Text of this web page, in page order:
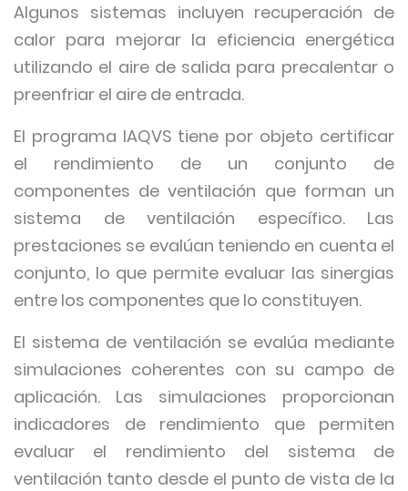
Algunos sistemas incluyen recuperación de
calor para mejorar la eficiencia energética
utilizando el aire de salida para precalentar o
preenfriar el aire de entrada.
El programa IAQVS tiene por objeto certificar
el rendimiento de un conjunto de
componentes de ventilación que forman un
sistema de ventilación específico. Las
prestaciones se evalúan teniendo en cuenta el
conjunto, lo que permite evaluar las sinergias
entre los componentes que lo constituyen.
El sistema de ventilación se evalúa mediante
simulaciones coherentes con su campo de
aplicación. Las simulaciones proporcionan
indicadores de rendimiento que permiten
evaluar el rendimiento del sistema de
ventilación tanto desde el punto de vista de la